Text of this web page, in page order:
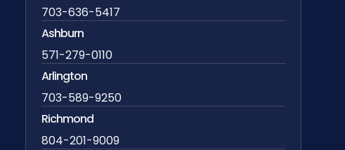
703-636-5417
Ashburn
571-279-0110
Arlington
703-589-9250
Richmond
804-201-9009